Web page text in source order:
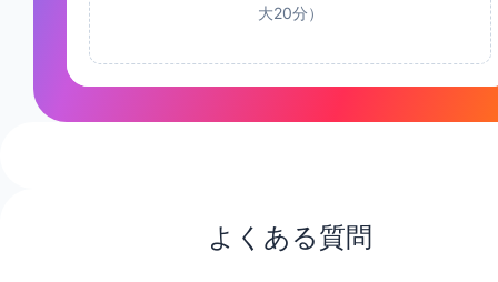
大20分）
よくある質問